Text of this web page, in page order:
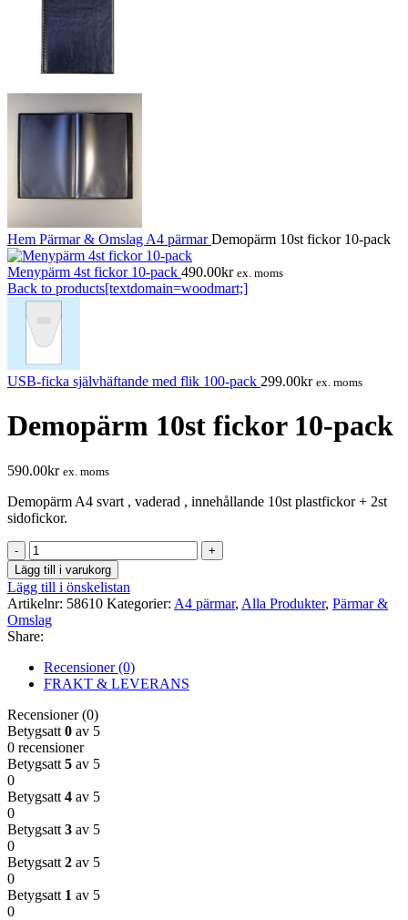
Hem Pärmar & Omslag A4 pärmarDemopärm 10st fickor 10-pack
Menypärm 4st fickor 10-pack 490.00kr ex. moms
Back to products[textdomain=woodmart;]
USB-ficka självhäftande med flik 100-pack 299.00kr ex. moms
Demopärm 10st fickor 10-pack
590.00kr ex. moms
Demopärm A4 svart , vaderad , innehållande 10st plastfickor + 2st
sidofickor.
Demopärm
10st
fickor
10-
pack
mängd
Lägg till i varukorg
Lägg till i önskelistan
Artikelnr: 58610 Kategorier: A4 pärmar, Alla Produkter, Pärmar &
Omslag
Share:
Recensioner (0)
FRAKT & LEVERANS
Recensioner (0)
Betygsatt 0 av 5
0 recensioner
Betygsatt 5 av 5
0
Betygsatt 4 av 5
0
Betygsatt 3 av 5
0
Betygsatt 2 av 5
0
Betygsatt 1 av 5
0